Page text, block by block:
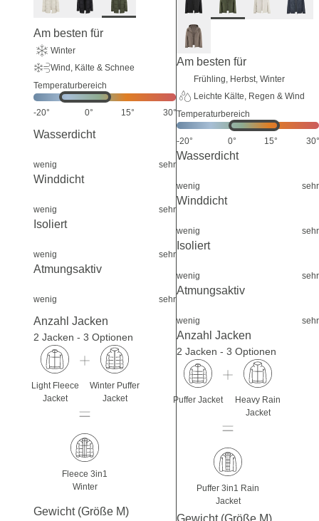
Am besten für
Winter
Wind, Kälte & Schnee
Temperaturbereich
-20° 0° 15° 30°
Wasserdicht
wenig sehr
Winddicht
wenig sehr
Isoliert
wenig sehr
Atmungsaktiv
wenig sehr
Anzahl Jacken
2 Jacken - 3 Optionen
Light Fleece
Jacket
Winter Puffer
Jacket
Fleece 3in1
Winter
Gewicht (Größe M)
Am besten für
Frühling, Herbst, Winter
Leichte Kälte, Regen & Wind
Temperaturbereich
-20° 0° 15° 30°
Wasserdicht
wenig sehr
Winddicht
wenig sehr
Isoliert
wenig sehr
Atmungsaktiv
wenig sehr
Anzahl Jacken
2 Jacken - 3 Optionen
Puffer Jacket
Heavy Rain
Jacket
Puffer 3in1 Rain
Jacket
Gewicht (Größe M)